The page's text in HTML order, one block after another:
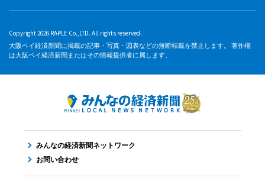
Copyright 2026 RAPLE Co.,LTD. All rights reserved.
大阪ベイ経済新聞に掲載の記事・写真・図表などの無断転載を禁止します。 著作権
は大阪ベイ経済新聞またはその情報提供者に属します。
みんなの経済新聞ネットワーク
お問い合わせ